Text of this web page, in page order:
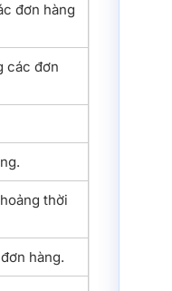
đơn hàng
các đơn
thời
hàng.